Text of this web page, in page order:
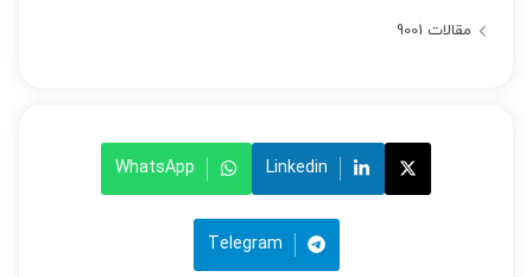
مقالات 9001
Linkedin
WhatsApp
Telegram